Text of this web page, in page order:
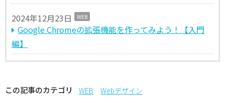
2024年12月23日 WEB
Google Chromeの拡張機能を作ってみよう！【入門
編】
この記事のカテゴリ WEB Webデザイン